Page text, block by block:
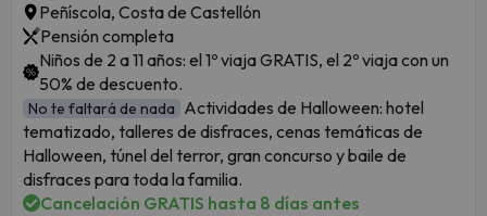
Peñíscola, Costa de Castellón
Pensión completa
Niños de 2 a 11 años: el 1º viaja GRATIS, el 2º viaja con un
50% de descuento.
No te faltará de nada Actividades de Halloween: hotel
tematizado, talleres de disfraces, cenas temáticas de
Halloween, túnel del terror, gran concurso y baile de
disfraces para toda la familia.
Cancelación GRATIS hasta 8 días antes